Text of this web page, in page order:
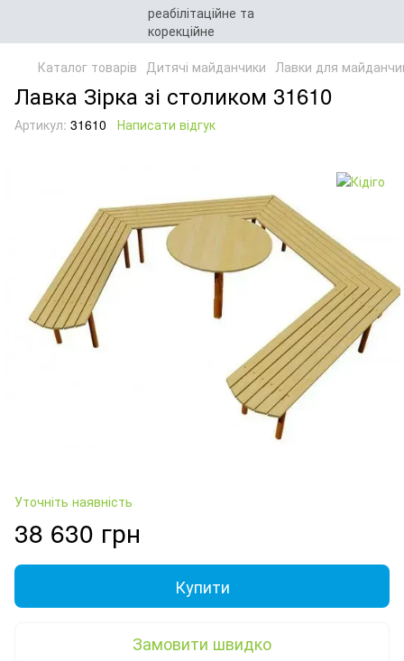
Каталог товарів Дитячі майданчики Лавки для
Лавка Зірка зі столиком 31610
Артикул: 31610 Написати відгук
Уточніть наявність
38 630 грн
Купити
Замовити швидко